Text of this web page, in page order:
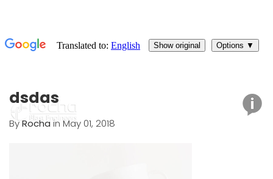
dsdas
ByRochain May 01, 2018